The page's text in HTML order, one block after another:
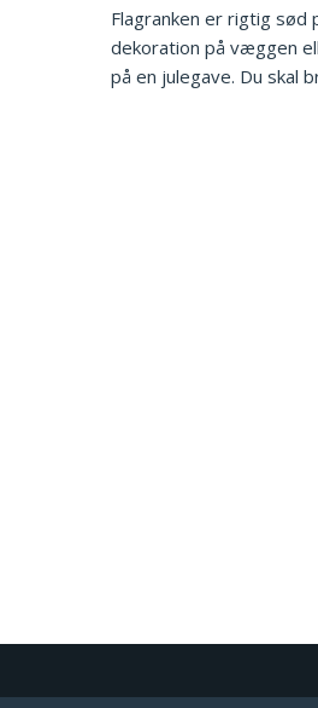
Flagranken er rigtig
dekoration på væggen
på en julegave. Du skal